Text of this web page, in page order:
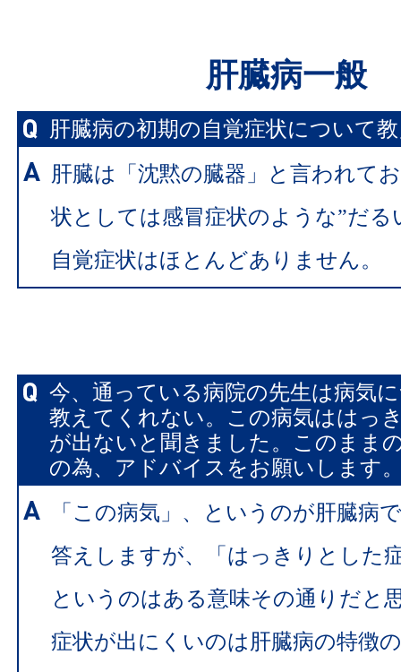
肝臓病一般
肝臓病の初期の自覚症状について
肝臓は「沈黙の臓器」と言われて
状としては感冒症状のような”だる
自覚症状はほとんどありません。
今、通っている病院の先生は病気
教えてくれない。この病気ははっ
が出ないと聞きました。このまま
の為、アドバイスをお願いします
「この病気」、というのが肝臓病
答えしますが、「はっきりとした
というのはある意味その通りだと
症状が出にくいのは肝臓病の特徴